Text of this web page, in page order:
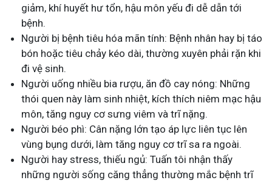
giảm, khí huyết hư tổn, hậu môn yếu đi dễ dẫn tới
bệnh.
Người bị bệnh tiêu hóa mãn tính: Bệnh nhân hay bị táo
bón hoặc tiêu chảy kéo dài, thường xuyên phải rặn khi
đi vệ sinh.
Người uống nhiều bia rượu, ăn đồ cay nóng: Những
thói quen này làm sinh nhiệt, kích thích niêm mạc hậu
môn, tăng nguy cơ sưng viêm và trĩ nặng.
Người béo phì: Cân nặng lớn tạo áp lực liên tục lên
vùng bụng dưới, làm tăng nguy cơ trĩ sa ra ngoài.
Người hay stress, thiếu ngủ: Tuấn tôi nhận thấy
những người sống căng thẳng thường mắc bệnh trĩ